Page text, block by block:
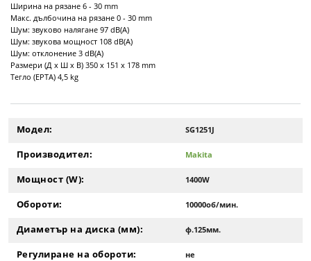
Ширина на рязане 6 - 30 mm
Макс. дълбочина на рязане 0 - 30 mm
Шум: звуково налягане 97 dB(A)
Шум: звукова мощност 108 dB(A)
Шум: отклонение 3 dB(A)
Размери (Д х Ш х В) 350 x 151 x 178 mm
Тегло (EPTA) 4,5 kg
Модел: SG1251J
Производител: Makita
Мощност (W): 1400W
Обороти: 10000об/мин.
Диаметър на диска (мм): ф.125мм.
Регулиране на обороти: не